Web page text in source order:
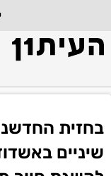
בחזית
שיניים